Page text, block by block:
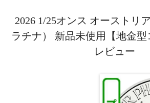
2026 1/25オンス オーストリ
ラチナ） 新品未使用【地金
レビュー